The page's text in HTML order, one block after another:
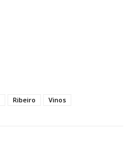
Ribeiro Vinos